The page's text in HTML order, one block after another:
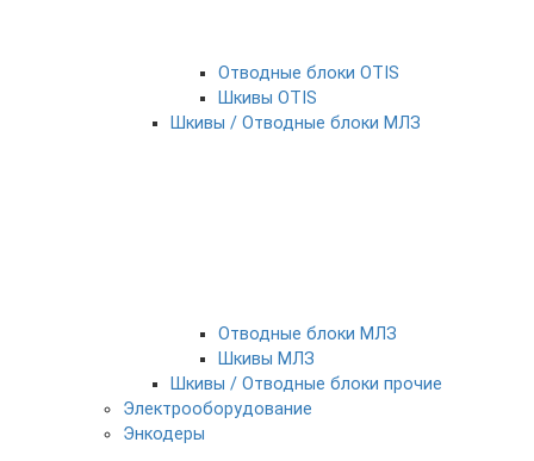
Отводные блоки OTIS
Шкивы OTIS
Шкивы / Отводные блоки МЛЗ
Отводные блоки МЛЗ
Шкивы МЛЗ
Шкивы / Отводные блоки прочие
Электрооборудование
Энкодеры